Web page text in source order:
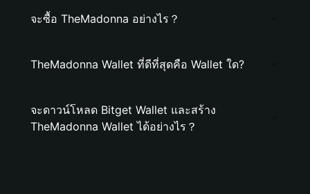
จะซื้อ TheMadonna อย่างไร？
TheMadonna Wallet ที่ดีที่สุดคือ Wallet ใด?
จะดาวน์โหลด Bitget Wallet และสร้าง
TheMadonna Wallet ได้อย่างไร？